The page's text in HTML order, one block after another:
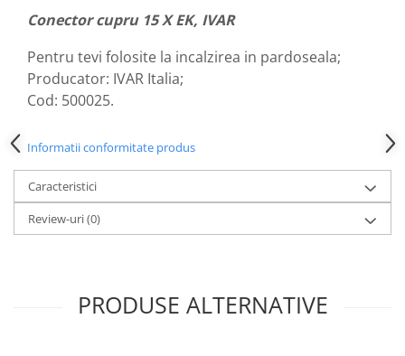
Unitati motocondensante
Ventilatoare pentru baie
Ventilatoare pentru tubulatura
Recuperatoare de caldura
Accesorii echipamente de
ventilatie si climatizare
Instalatii de apa si canalizare
Canalizare exterioara
Conector cupru 15 X EK, IVAR
Pentru tevi folosite la incalzirea in pardoseala;
Producator: IVAR Italia;
Cod: 500025.
Informatii conformitate produs
Caracteristici
Review-uri(0)
PRODUSE ALTERNATIVE